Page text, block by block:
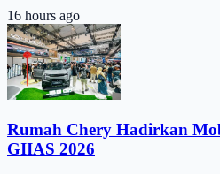
16 hours ago
Rumah Chery Hadirkan
GIIAS 2026